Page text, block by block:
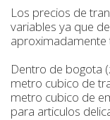
Los precios de
variables ya que
aproximadamente
Dentro de bogota
metro cubico de
metro cubico de
para articulos